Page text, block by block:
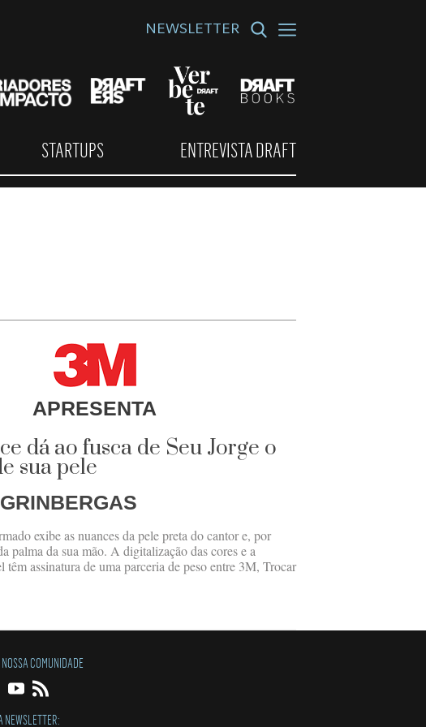
NEWSLETTER
STARTUPS ENTREVISTA DRAFT
APRESENTA
dá ao fusca de Seu Jorge o
sua pele
exibe as nuances da pele preta do cantor e, por
palma da sua mão. A digitalização das cores e a
têm assinatura de uma parceria de peso entre 3M, Trocar
COMUNIDADE
NEWSLETTER: